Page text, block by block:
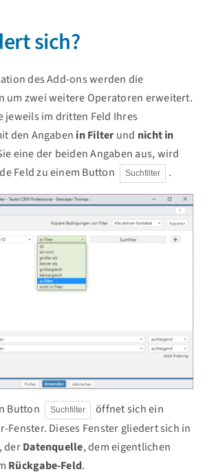
sich?
des Add-ons werden die
um zwei weitere Operatoren erweitert.
jeweils im dritten Feld Ihres
den Angaben in Filterund nicht in
eine der beiden Angaben aus, wird
Feld zu einem Button
Suchfilter .
Button Suchfilter
öffnet sich ein
Fenster. Dieses Fenster gliedert sich in
derDatenquelle, dem eigentlichen
Rückgabe-Feld.